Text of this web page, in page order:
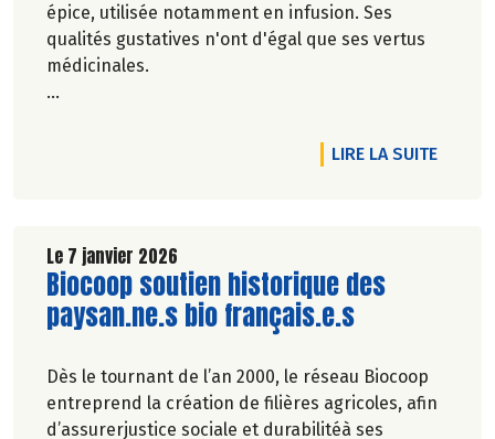
épice, utilisée notamment en infusion. Ses
qualités gustatives n'ont d'égal que ses vertus
médicinales.
LIRE LA SUITEDE
Le 7 janvier 2026
Lire la suite de l'article
Biocoop soutien historique des
paysan.ne.s bio français.e.s
Dès le tournant de l’an 2000, le réseau Biocoop
entreprend la création de filières agricoles, afin
d’assurerjustice sociale et durabilitéà ses